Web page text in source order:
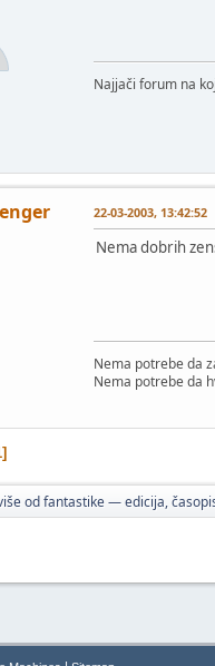
Najjači forum na
22-03-2003, 13:42:52
Nema dobrih
Nema potrebe da
Nema potrebe da
od fantastike — edicija,